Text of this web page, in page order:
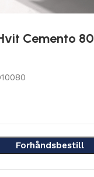
Cemento 80
Forhåndsbestill